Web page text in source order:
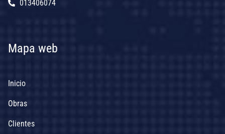
013406074
Mapa web
Inicio
Obras
Clientes